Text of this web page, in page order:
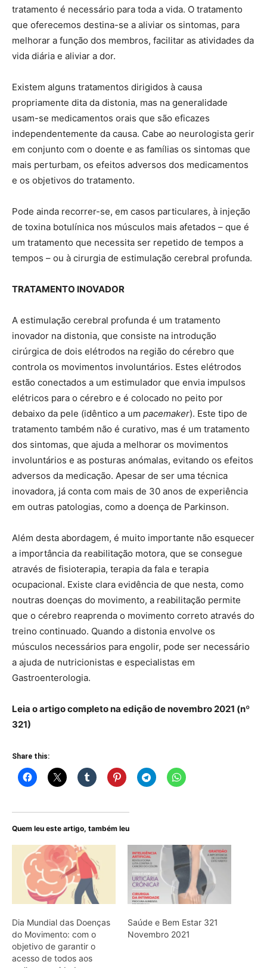
tratamento é necessário para toda a vida. O tratamento
que oferecemos destina-se a aliviar os sintomas, para
melhorar a função dos membros, facilitar as atividades da
vida diária e aliviar a dor.
Existem alguns tratamentos dirigidos à causa
propriamente dita da distonia, mas na generalidade
usam-se medicamentos orais que são eficazes
independentemente da causa. Cabe ao neurologista gerir
em conjunto com o doente e as famílias os sintomas que
mais perturbam, os efeitos adversos dos medicamentos
e os objetivos do tratamento.
Pode ainda recorrer-se, em casos particulares, à injeção
de toxina botulínica nos músculos mais afetados – que é
um tratamento que necessita ser repetido de tempos a
tempos – ou à cirurgia de estimulação cerebral profunda.
TRATAMENTO INOVADOR
A estimulação cerebral profunda é um tratamento
inovador na distonia, que consiste na introdução
cirúrgica de dois elétrodos na região do cérebro que
controla os movimentos involuntários. Estes elétrodos
estão conectados a um estimulador que envia impulsos
elétricos para o cérebro e é colocado no peito por
debaixo da pele (idêntico a um pacemaker). Este tipo de
tratamento também não é curativo, mas é um tratamento
dos sintomas, que ajuda a melhorar os movimentos
involuntários e as posturas anómalas, evitando os efeitos
adversos da medicação. Apesar de ser uma técnica
inovadora, já conta com mais de 30 anos de experiência
em outras patologias, como a doença de Parkinson.
Além desta abordagem, é muito importante não esquecer
a importância da reabilitação motora, que se consegue
através de fisioterapia, terapia da fala e terapia
ocupacional. Existe clara evidência de que nesta, como
noutras doenças do movimento, a reabilitação permite
que o cérebro reaprenda o movimento correto através do
treino continuado. Quando a distonia envolve os
músculos necessários para engolir, pode ser necessário
a ajuda de nutricionistas e especialistas em
Gastroenterologia.
Leia o artigo completo na edição de novembro 2021 (nº
321)
Share this:
Quem leu este artigo, também leu
Dia Mundial das Doenças
do Movimento: com o
objetivo de garantir o
acesso de todos aos
Saúde e Bem Estar 321
Novembro 2021